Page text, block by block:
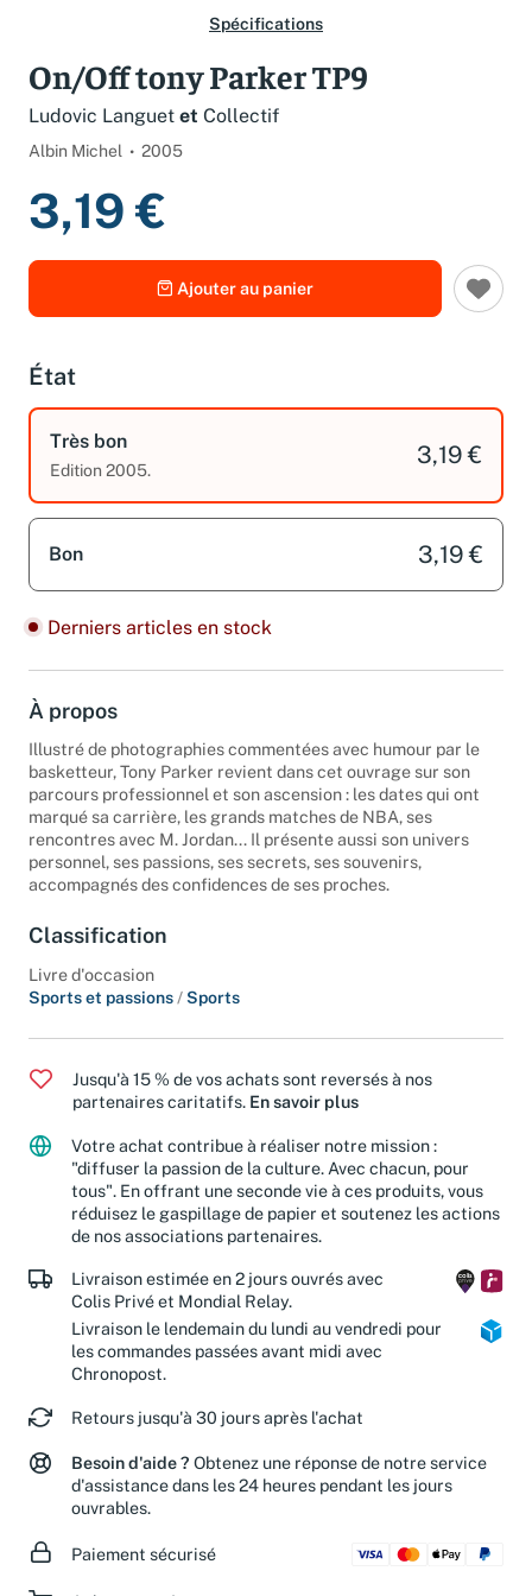
Spécifications
On/Off tony Parker TP9
Ludovic Languet et Collectif
Albin Michel 2005
3,19 €
Ajouter au panier
État
Très bon
Edition 2005.
3,19 €
Bon 3,19 €
Derniers articles en stock
À propos
Illustré de photographies commentées avec humour par le
basketteur, Tony Parker revient dans cet ouvrage sur son
parcours professionnel et son ascension : les dates qui ont
marqué sa carrière, les grands matches de NBA, ses
rencontres avec M. Jordan... Il présente aussi son univers
personnel, ses passions, ses secrets, ses souvenirs,
accompagnés des confidences de ses proches.
Classification
Livre d'occasion
Sports et passions /Sports
Jusqu'à 15 % de vos achats sont reversés à nos
partenaires caritatifs. En savoir plus
Votre achat contribue à réaliser notre mission :
"diffuser la passion de la culture. Avec chacun, pour
tous". En offrant une seconde vie à ces produits, vous
réduisez le gaspillage de papier et soutenez les actions
de nos associations partenaires.
Livraison estimée en 2 jours ouvrés avec
Colis Privé et Mondial Relay.
Livraison le lendemain du lundi au vendredi pour
les commandes passées avant midi avec
Chronopost.
Retours jusqu'à 30 jours après l'achat
Besoin d'aide ? Obtenez une réponse de notre service
d'assistance dans les 24 heures pendant les jours
ouvrables.
Paiement sécurisé